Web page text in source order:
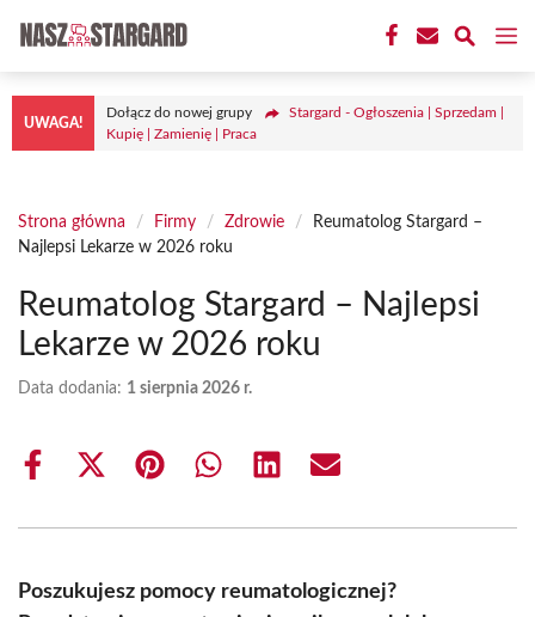
treści
UWAGA!
Dołącz do nowej grupy
Stargard - Ogłoszenia | Sprzedam |
Kupię | Zamienię | Praca
Strona główna / Firmy / Zdrowie /
Reumatolog Stargard –
Najlepsi Lekarze w 2026 roku
Reumatolog Stargard – Najlepsi
Lekarze w 2026 roku
Data dodania: 1 sierpnia 2026 r.
Share
Share
(Twitter)
Share Share Share Share
Poszukujesz pomocy reumatologicznej?